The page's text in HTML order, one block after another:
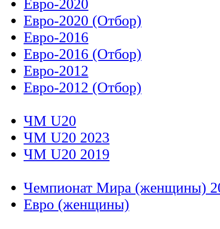
Евро-2020
Евро-2020 (Отбор)
Евро-2016
Евро-2016 (Отбор)
Евро-2012
Евро-2012 (Отбор)
ЧМ U20
ЧМ U20 2023
ЧМ U20 2019
Чемпионат Мира (женщины)
Евро (женщины)